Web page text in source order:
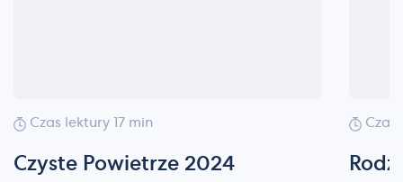
Czas lektury 17 min
Czyste Powietrze 2024
Czas